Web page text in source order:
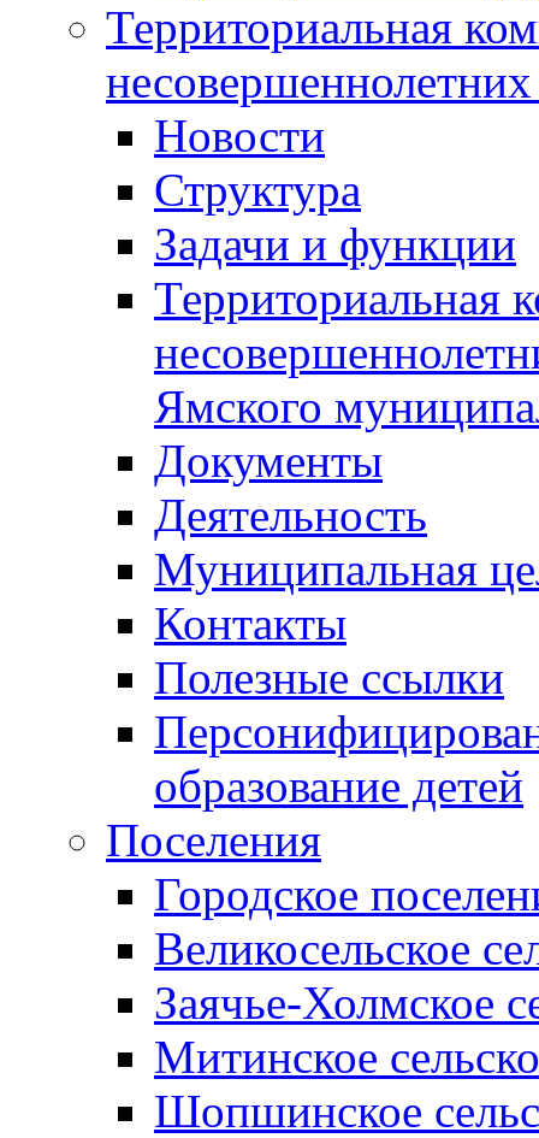
Территориальная
Новости
Структура
Задачи и функции
Территориальная
Ямского
Документы
Деятельность
Муниципальная
Контакты
Полезные ссылки
образование детей
Поселения
Городское
Великосельское
Заячье-Холмское
Митинское
Шопшинское